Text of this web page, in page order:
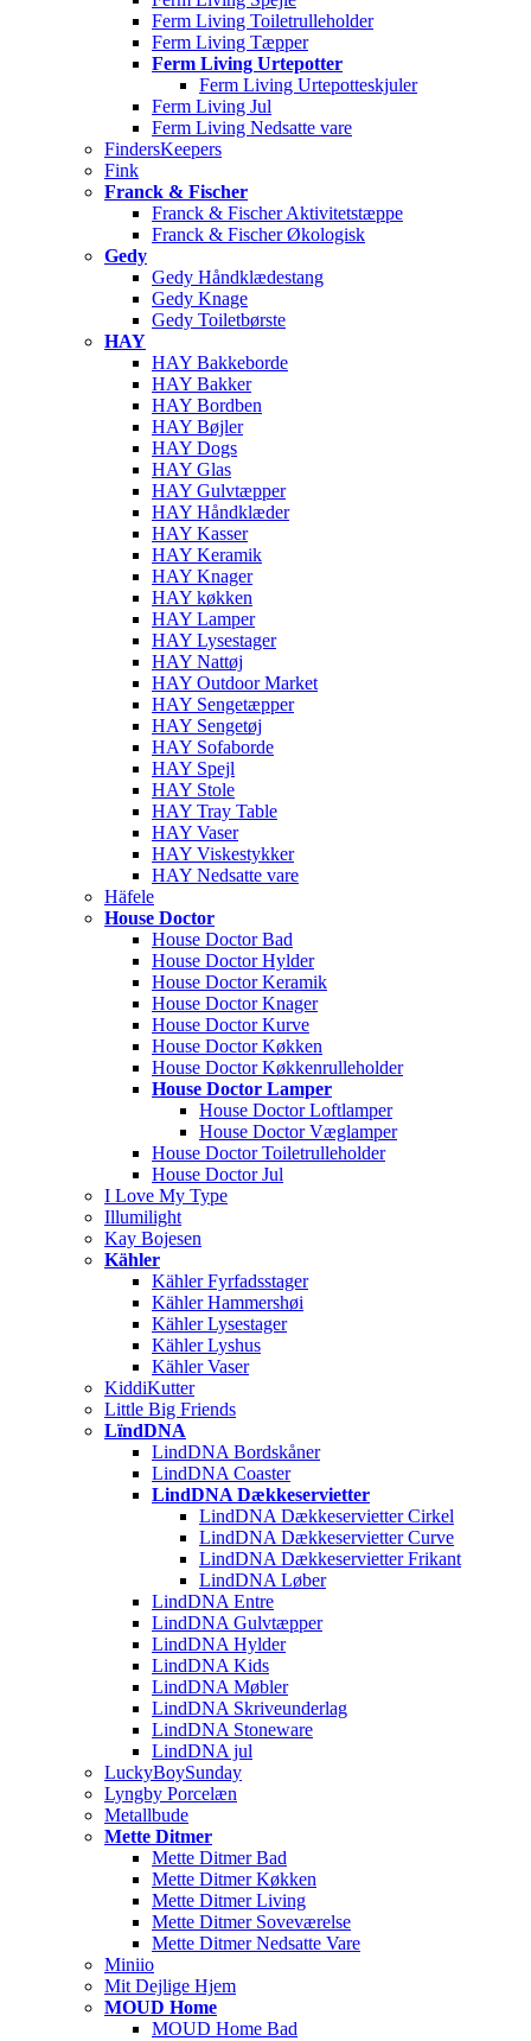
Ferm Living Toiletrulleholder
Ferm Living Tæpper
Ferm Living Urtepotter
Ferm Living Urtepotteskjuler
Ferm Living Jul
Ferm Living Nedsatte vare
FindersKeepers
Fink
Franck & Fischer
Franck & Fischer Aktivitetstæppe
Franck & Fischer Økologisk
Gedy
Gedy Håndklædestang
Gedy Knage
Gedy Toiletbørste
HAY
HAY Bakkeborde
HAY Bakker
HAY Bordben
HAY Bøjler
HAY Dogs
HAY Glas
HAY Gulvtæpper
HAY Håndklæder
HAY Kasser
HAY Keramik
HAY Knager
HAY køkken
HAY Lamper
HAY Lysestager
HAY Nattøj
HAY Outdoor Market
HAY Sengetæpper
HAY Sengetøj
HAY Sofaborde
HAY Spejl
HAY Stole
HAY Tray Table
HAY Vaser
HAY Viskestykker
HAY Nedsatte vare
Häfele
House Doctor
House Doctor Bad
House Doctor Hylder
House Doctor Keramik
House Doctor Knager
House Doctor Kurve
House Doctor Køkken
House Doctor Køkkenrulleholder
House Doctor Lamper
House Doctor Loftlamper
House Doctor Væglamper
House Doctor Toiletrulleholder
House Doctor Jul
I Love My Type
Illumilight
Kay Bojesen
Kähler
Kähler Fyrfadsstager
Kähler Hammershøi
Kähler Lysestager
Kähler Lyshus
Kähler Vaser
KiddiKutter
Little Big Friends
LïndDNA
LindDNA Bordskåner
LindDNA Coaster
LindDNA Dækkeservietter
LindDNA Dækkeservietter Cirkel
LindDNA Dækkeservietter Curve
LindDNA Dækkeservietter Frikant
LindDNA Løber
LindDNA Entre
LindDNA Gulvtæpper
LindDNA Hylder
LindDNA Kids
LindDNA Møbler
LindDNA Skriveunderlag
LindDNA Stoneware
LindDNA jul
LuckyBoySunday
Lyngby Porcelæn
Metallbude
Mette Ditmer
Mette Ditmer Bad
Mette Ditmer Køkken
Mette Ditmer Living
Mette Ditmer Soveværelse
Mette Ditmer Nedsatte Vare
Miniio
Mit Dejlige Hjem
MOUD Home
MOUD Home Bad